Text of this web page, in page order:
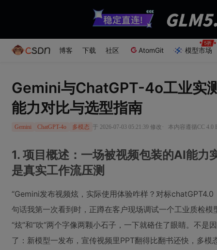
博客 下载 社区 AtomGit 模型市场
Gemini与ChatGPT-4o工业实
能力对比与选型指南
Gemini ChatGPT-4o 多模态 于 2026-07-03 05:21:39 修改 · 本内容遵循CC 4.0
1. 项目概述：一场被视频包装的AI能力
是真实工作流压测
“Gemini发布视频炫，实际使用体验咋样？对标
句话我第一次看到时，正蹲在客户现场调试一个工业质检
“炫”和“吹”两个字像两颗小石子，一下就硌住了眼睛。不是
了：新模型一发布，宣传视频里PPT翻得比翻书还快，多